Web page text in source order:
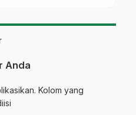
Anda
Kolom yang